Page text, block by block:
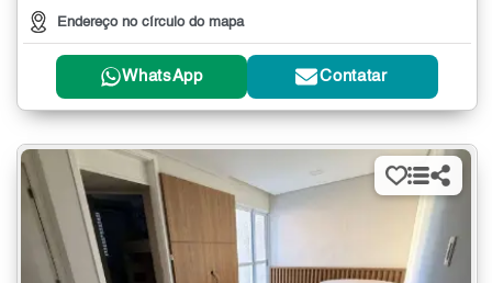
Endereço no círculo do mapa
WhatsApp Contatar